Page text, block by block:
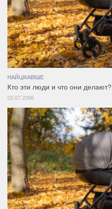
НАЙЦІКАВІШЕ
Кто эти люди и что они делают?
02.07.2006